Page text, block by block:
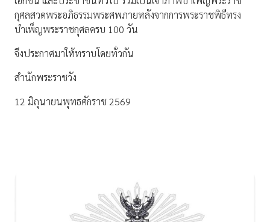
กุศลสวดพระอภิธรรมพระศพภายหลังจากการพระราชพิธีทรง
บำเพ็ญพระราชกุศลครบ 100 วัน
จึงประกาศมาให้ทราบโดยทั่วกัน
สำนักพระราชวัง
12 มิถุนายนพุทธศักราช 2569